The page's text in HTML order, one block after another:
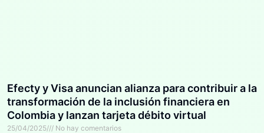
Efecty y Visa anuncian alianza para contribuir a la
transformación de la inclusión financiera en
Colombia y lanzan tarjeta débito virtual
25/04/2025 No hay comentarios